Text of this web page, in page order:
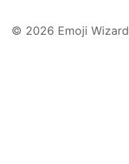
© 2026 Emoji Wizard